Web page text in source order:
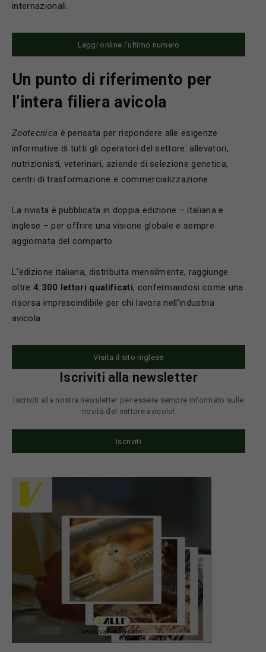
internazionali.
Leggi online l'ultimo numero
Un punto di riferimento per
l’intera filiera avicola
Zootecnica è pensata per rispondere alle esigenze
informative di tutti gli operatori del settore: allevatori,
nutrizionisti, veterinari, aziende di selezione genetica,
centri di trasformazione e commercializzazione.
La rivista è pubblicata in doppia edizione – italiana e
inglese – per offrire una visione globale e sempre
aggiornata del comparto.
L’edizione italiana, distribuita mensilmente, raggiunge
oltre 4.300 lettori qualificati, confermandosi come una
risorsa imprescindibile per chi lavora nell’industria
avicola.
Visita il sito inglese
Iscriviti alla newsletter
Iscriviti alla nostra newsletter per essere sempre informato sulle
novità del settore avicolo!
Iscriviti